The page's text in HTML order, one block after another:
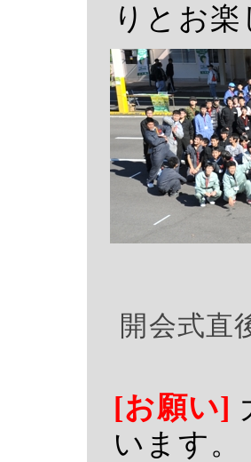
りとお
開会式
[お願い]
います